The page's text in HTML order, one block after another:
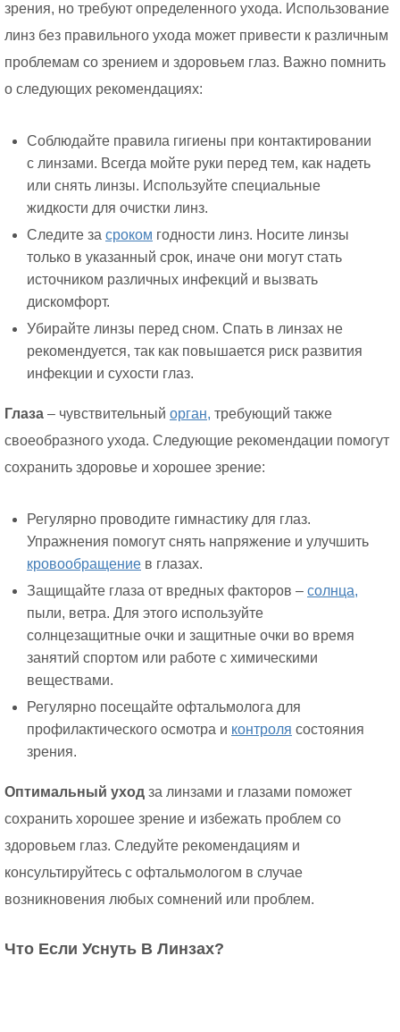
зрения, но требуют определенного ухода. Использование
линз без правильного ухода может привести к различным
проблемам со зрением и здоровьем глаз. Важно помнить
о следующих рекомендациях:
Соблюдайте правила гигиены при контактировании
с линзами. Всегда мойте руки перед тем, как надеть
или снять линзы. Используйте специальные
жидкости для очистки линз.
Следите за сроком годности линз. Носите линзы
только в указанный срок, иначе они могут стать
источником различных инфекций и вызвать
дискомфорт.
Убирайте линзы перед сном. Спать в линзах не
рекомендуется, так как повышается риск развития
инфекции и сухости глаз.
Глаза – чувствительный орган, требующий также
своеобразного ухода. Следующие рекомендации помогут
сохранить здоровье и хорошее зрение:
Регулярно проводите гимнастику для глаз.
Упражнения помогут снять напряжение и улучшить
кровообращение в глазах.
Защищайте глаза от вредных факторов – солнца,
пыли, ветра. Для этого используйте
солнцезащитные очки и защитные очки во время
занятий спортом или работе с химическими
веществами.
Регулярно посещайте офтальмолога для
профилактического осмотра и контроля состояния
зрения.
Оптимальный уход за линзами и глазами поможет
сохранить хорошее зрение и избежать проблем со
здоровьем глаз. Следуйте рекомендациям и
консультируйтесь с офтальмологом в случае
возникновения любых сомнений или проблем.
Что Если Уснуть В Линзах?